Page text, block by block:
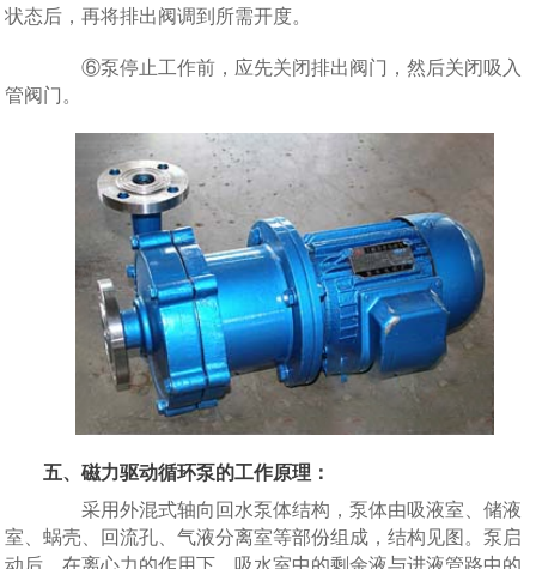
状态后，再将排出阀调到所需开度。
⑥泵停止工作前，应先关闭排出阀门，然后关闭吸入
管阀门。
五、磁力驱动循环泵的工作原理：
采用外混式轴向回水泵体结构，泵体由吸液室、储液
室、蜗壳、回流孔、气液分离室等部份组成，结构见图。泵启
动后，在离心力的作用下，吸水室中的剩余液与进液管路中的